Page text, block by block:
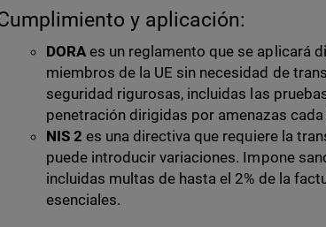
y aplicación:
DORAes un reglamento que se aplicará
miembros de la UE sin necesidad de
seguridad rigurosas, incluidas las
penetración dirigidas por amenazas
NIS 2 es una directiva que requiere la
puede introducir variaciones. Impone
incluidas multas de hasta el 2% de la
esenciales.